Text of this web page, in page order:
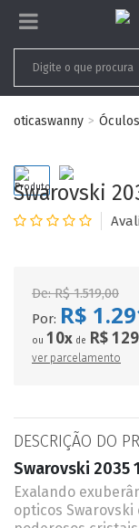
oticaswanny
Swarovski
De:R$ 1.519,00
Por: R$
ou 10x de R$
ver parcelamento
DESCRIÇÃO DO
Swarovski 2035
Exalando
opticos